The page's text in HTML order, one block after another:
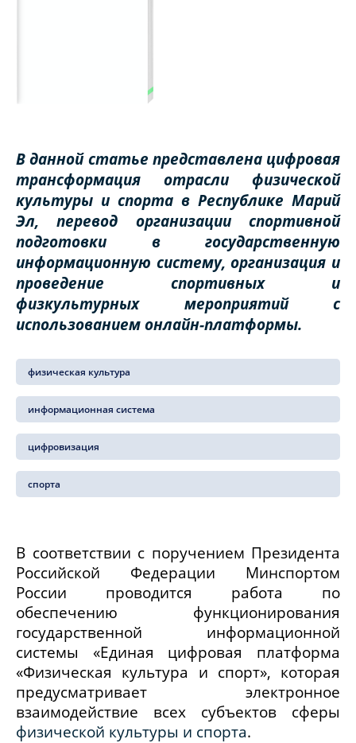
В данной статье представлена цифровая
трансформация отрасли физической
культуры и спорта в Республике Марий
Эл, перевод организации спортивной
подготовки в государственную
информационную систему, организация и
проведение спортивных и
физкультурных мероприятий с
использованием онлайн-платформы.
физическая культура
информационная система
цифровизация
спорта
В соответствии с поручением Президента
Российской Федерации Минспортом
России проводится работа по
обеспечению функционирования
государственной информационной
системы «Единая цифровая платформа
«Физическая культура и спорт», которая
предусматривает электронное
взаимодействие всех субъектов сферы
физической культуры и спорта.